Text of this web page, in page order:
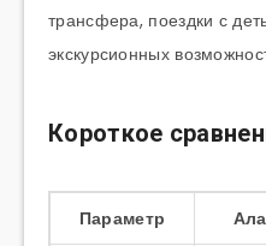
трансфера, поездки с
экскурсионных
Короткое
Параметр